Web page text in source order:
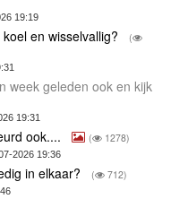
19:19
en wisselvallig?
(
week geleden ook en kijk
19:31
ook.... ( 1278)
2026 19:36
in elkaar? ( 712)